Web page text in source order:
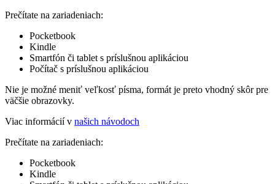
Prečítate na zariadeniach:
Pocketbook
Kindle
Smartfón či tablet s príslušnou aplikáciou
Počítač s príslušnou aplikáciou
Nie je možné meniť veľkosť písma, formát je preto vhodný skôr pre
väčšie obrazovky.
Viac informácií v našich návodoch
Prečítate na zariadeniach:
Pocketbook
Kindle